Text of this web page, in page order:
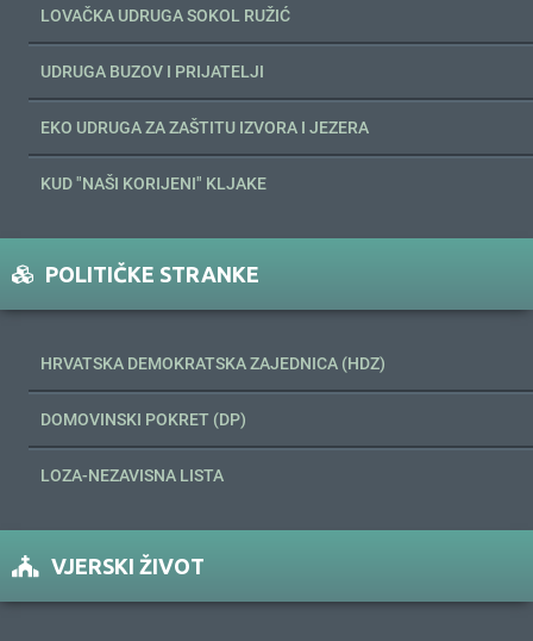
LOVAČKA UDRUGA SOKOL RUŽIĆ
UDRUGA BUZOV I PRIJATELJI
EKO UDRUGA ZA ZAŠTITU IZVORA I JEZERA
KUD "NAŠI KORIJENI" KLJAKE
POLITIČKE STRANKE
HRVATSKA DEMOKRATSKA ZAJEDNICA (HDZ)
DOMOVINSKI POKRET (DP)
LOZA-NEZAVISNA LISTA
VJERSKI ŽIVOT